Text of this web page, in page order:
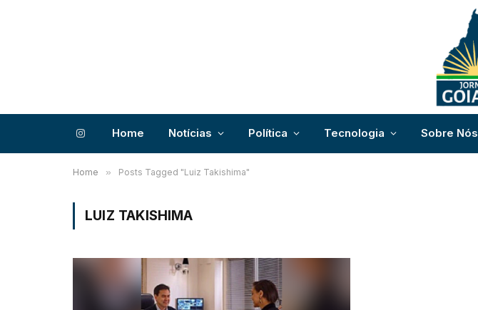
InstagramHome Notícias Política Tecnologia Sobre Nós
Home » Posts Tagged "Luiz Takishima"
LUIZ TAKISHIMA